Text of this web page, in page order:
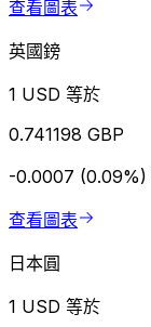
查看圖表
英國鎊
1 USD 等於
0.741198 GBP
-0.0007 (0.09%)
查看圖表
日本圓
1 USD 等於